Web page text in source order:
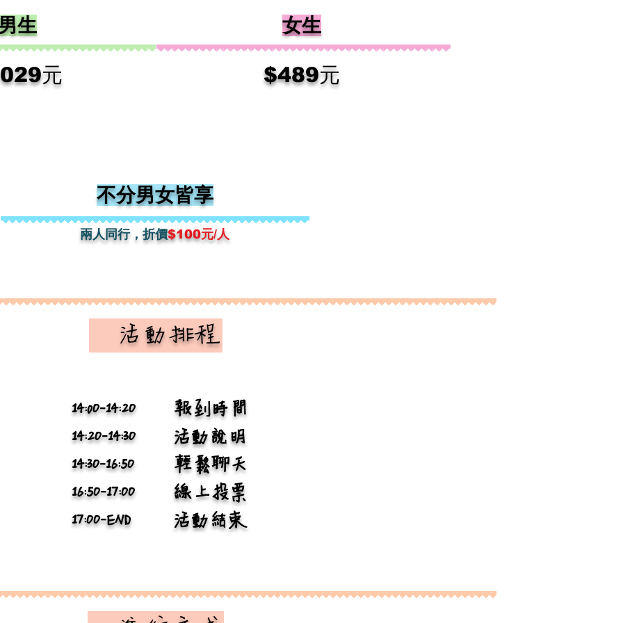
生
元
女生
​$489元
不分男女皆享
兩人​同行，折價$100元/人
​ 活動排程
14:0O-14:2O
14:2O-14:3O
14:3O-16:5O
16:5O-17:OO
17:OO-END
報到時間
活動說明
輕鬆聊天
線上投票
活動結束